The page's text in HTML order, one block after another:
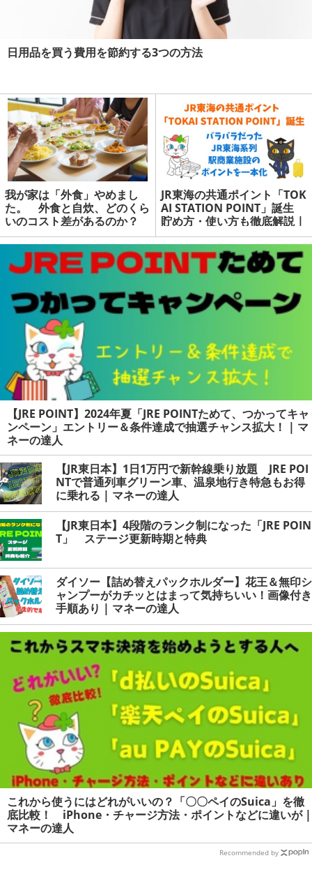
日用品を買う費用を節約する3つの方法
我が家は「外食」やめまし
た。 外食と自炊、どのくら
いのコスト差があるのか？
JR東海の共通ポイント「TOK
AI STATION POINT」誕生
貯め方・使い方も徹底解説 |
マネーの達人
【JRE POINT】2024年夏「JRE POINTためて、つかってキャ
ンペーン」エントリー＆条件達成で抽選チャンス拡大！ | マ
ネーの達人
【JR東日本】1日1万円で新幹線乗り放題 JRE POI
NTで普通列車グリーン車、温泉地行き特急もお得
に乗れる | マネーの達人
【JR東日本】4段階のランク制になった「JRE POIN
T」 ステージ更新時期と特典
ダイソー【詰め替えパックホルダー】花王＆無印シ
ャンプーがカチッとはまって気持ちいい！画像付き
手順あり | マネーの達人
これから使うにはどれがいいの？「〇〇ペイのSuica」を徹
底比較！ iPhone・チャージ方法・ポイントなどに違いが |
マネーの達人
Recommended by